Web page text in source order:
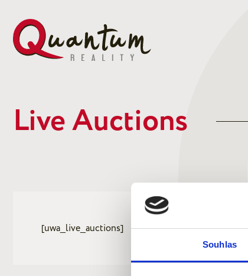
Souhlas
Live Auctions
[uwa_live_auctions]